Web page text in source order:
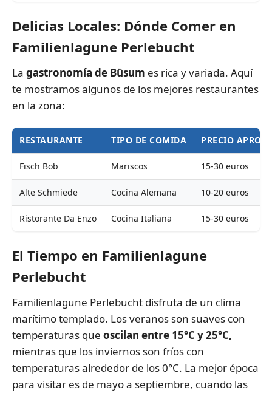
Delicias Locales: Dónde Comer en
Familienlagune Perlebucht
La gastronomía de Büsum es rica y variada. Aquí
te mostramos algunos de los mejores restaurantes
en la zona:
RESTAURANTE TIPO DE COMIDA PRECIO
Fisch Bob Mariscos 15-30 euros
Alte Schmiede Cocina Alemana 10-20 euros
Ristorante Da Enzo Cocina Italiana 15-30 euros
El Tiempo en Familienlagune
Perlebucht
Familienlagune Perlebucht disfruta de un clima
marítimo templado. Los veranos son suaves con
temperaturas que oscilan entre 15°C y 25°C,
mientras que los inviernos son fríos con
temperaturas alrededor de los 0°C. La mejor época
para visitar es de mayo a septiembre, cuando las